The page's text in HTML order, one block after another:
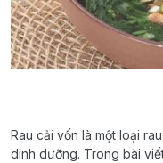
Rau cải vốn là một loại
dinh dưỡng. Trong bài